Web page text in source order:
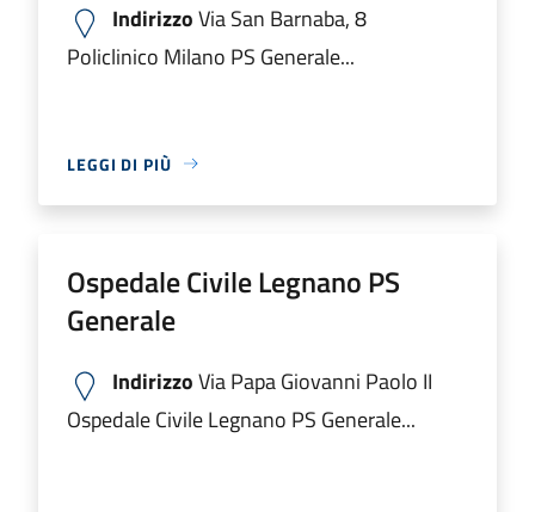
IndirizzoVia San Barnaba, 8
Policlinico Milano PS Generale...
LEGGI DI PIÙ
Ospedale Civile Legnano PS
Generale
IndirizzoVia Papa Giovanni Paolo II
Ospedale Civile Legnano PS Generale...